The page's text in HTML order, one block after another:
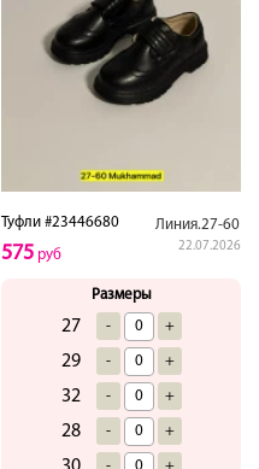
Туфли #23446680 Линия.27-60
22.07.2026
575 руб
Размеры
27 - +
29 - +
32 - +
28 - +